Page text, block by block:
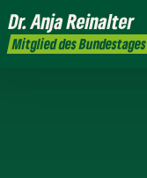
Dr. AnjaReinalter
Mitglied des Bundestages